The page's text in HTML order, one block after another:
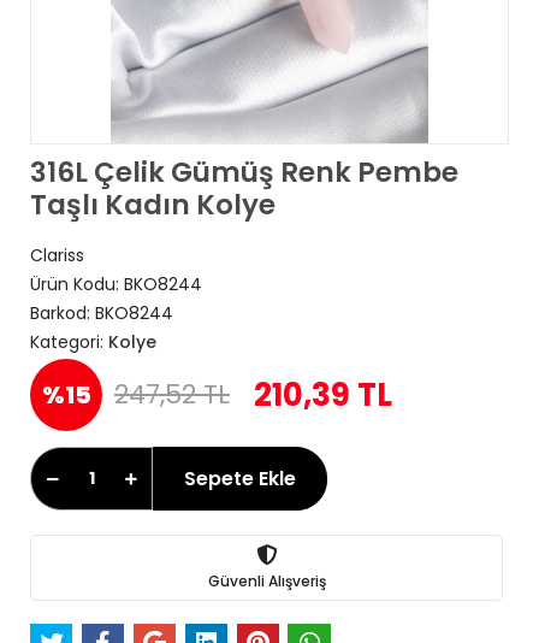
316L Çelik Gümüş Renk Pembe
Taşlı Kadın Kolye
Clariss
Ürün Kodu: BKO8244
Barkod: BKO8244
Kategori: Kolye
%15 247,52 TL 210,39 TL
Sepete Ekle
Güvenli Alışveriş